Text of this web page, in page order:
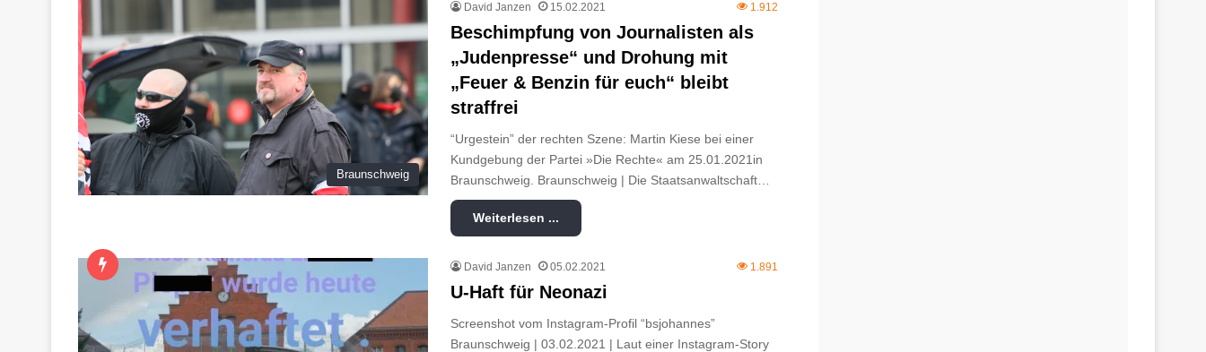
Braunschweig
David Janzen 15.02.2021 1.912
Beschimpfung von Journalisten als
„Judenpresse“ und Drohung mit
„Feuer & Benzin für euch“ bleibt
straffrei
“Urgestein” der rechten Szene: Martin Kiese bei einer
Kundgebung der Partei »Die Rechte« am 25.01.2021in
Braunschweig. Braunschweig | Die Staatsanwaltschaft…
Weiterlesen ...
David Janzen 05.02.2021 1.891
U-Haft für Neonazi
Screenshot vom Instagram-Profil “bsjohannes”
Braunschweig | 03.02.2021 | Laut einer Instagram-Story